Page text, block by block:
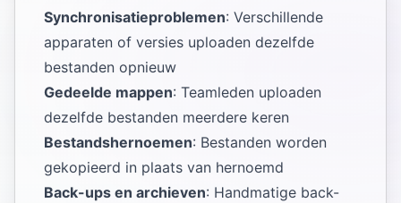
Synchronisatieproblemen: Verschillende
apparaten of versies uploaden dezelfde
bestanden opnieuw
Gedeelde mappen: Teamleden uploaden
dezelfde bestanden meerdere keren
Bestandshernoemen: Bestanden worden
gekopieerd in plaats van hernoemd
Back-ups en archieven: Handmatige back-